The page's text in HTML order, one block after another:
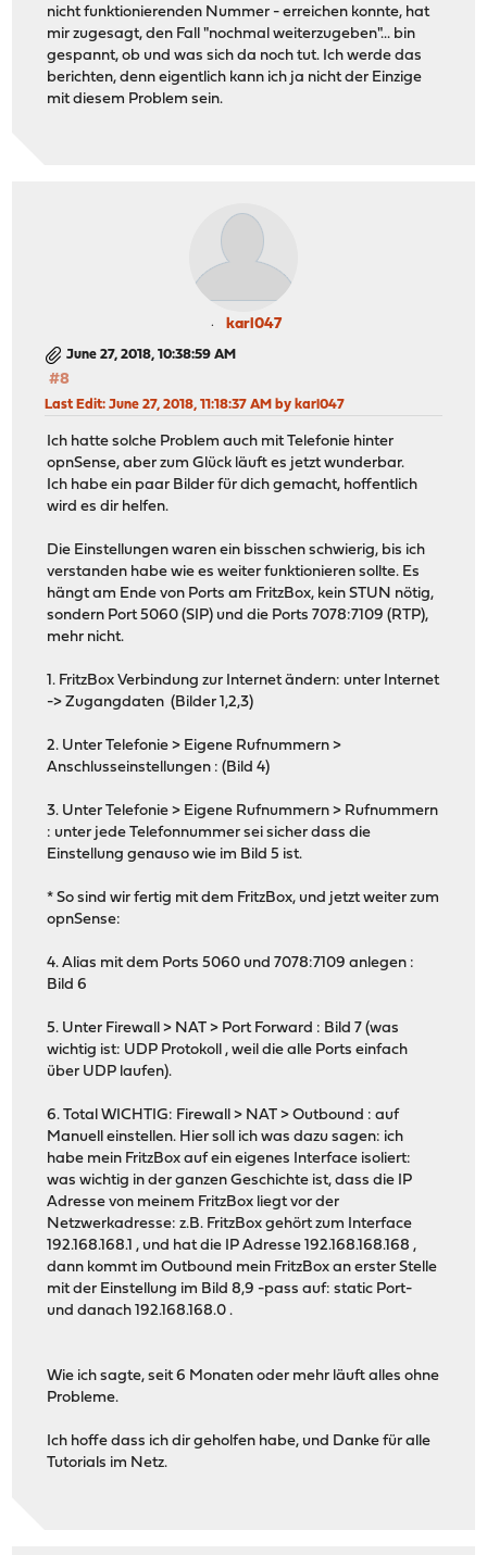
nicht funktionierenden Nummer - erreichen konnte, hat
mir zugesagt, den Fall "nochmal weiterzugeben"... bin
gespannt, ob und was sich da noch tut. Ich werde das
berichten, denn eigentlich kann ich ja nicht der Einzige
mit diesem Problem sein.
karl047
June 27, 2018, 10:38:59 AM
#8
Last Edit: June 27, 2018, 11:18:37 AM by karl047
Ich hatte solche Problem auch mit Telefonie hinter
opnSense, aber zum Glück läuft es jetzt wunderbar.
Ich habe ein paar Bilder für dich gemacht, hoffentlich
wird es dir helfen.
Die Einstellungen waren ein bisschen schwierig, bis ich
verstanden habe wie es weiter funktionieren sollte. Es
hängt am Ende von Ports am FritzBox, kein STUN nötig,
sondern Port 5060 (SIP) und die Ports 7078:7109 (RTP),
mehr nicht.
1. FritzBox Verbindung zur Internet ändern: unter Internet
-> Zugangdaten (Bilder 1,2,3)
2. Unter Telefonie > Eigene Rufnummern >
Anschlusseinstellungen : (Bild 4)
3. Unter Telefonie > Eigene Rufnummern > Rufnummern
: unter jede Telefonnummer sei sicher dass die
Einstellung genauso wie im Bild 5 ist.
* So sind wir fertig mit dem FritzBox, und jetzt weiter zum
opnSense:
4. Alias mit dem Ports 5060 und 7078:7109 anlegen :
Bild 6
5. Unter Firewall > NAT > Port Forward : Bild 7 (was
wichtig ist: UDP Protokoll , weil die alle Ports einfach
über UDP laufen).
6. Total WICHTIG: Firewall > NAT > Outbound : auf
Manuell einstellen. Hier soll ich was dazu sagen: ich
habe mein FritzBox auf ein eigenes Interface isoliert:
was wichtig in der ganzen Geschichte ist, dass die IP
Adresse von meinem FritzBox liegt vor der
Netzwerkadresse: z.B. FritzBox gehört zum Interface
192.168.168.1 , und hat die IP Adresse 192.168.168.168 ,
dann kommt im Outbound mein FritzBox an erster Stelle
mit der Einstellung im Bild 8,9 -pass auf: static Port-
und danach 192.168.168.0 .
Wie ich sagte, seit 6 Monaten oder mehr läuft alles ohne
Probleme.
Ich hoffe dass ich dir geholfen habe, und Danke für alle
Tutorials im Netz.